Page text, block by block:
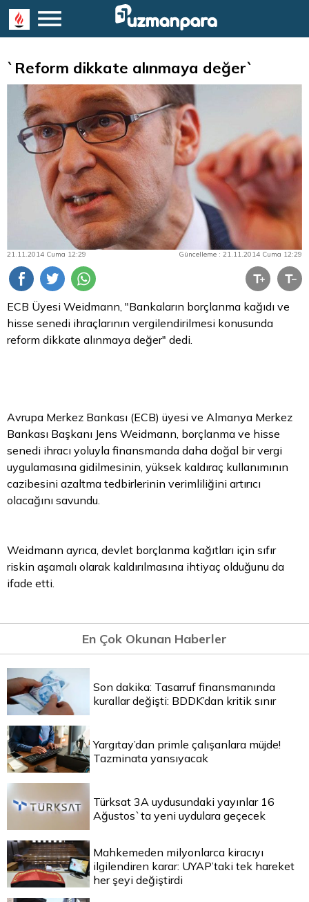
`Reform dikkate alınmaya değer`
21.11.2014 Cuma 12:29 Güncelleme : 21.11.2014 Cuma 12:29
ECB Üyesi Weidmann, "Bankaların borçlanma kağıdı ve
hisse senedi ihraçlarının vergilendirilmesi konusunda
reform dikkate alınmaya değer" dedi.
Avrupa Merkez Bankası (ECB) üyesi ve Almanya Merkez
Bankası Başkanı Jens Weidmann, borçlanma ve hisse
senedi ihracı yoluyla finansmanda daha doğal bir vergi
uygulamasına gidilmesinin, yüksek kaldıraç kullanımının
cazibesini azaltma tedbirlerinin verimliliğini artırıcı
olacağını savundu.
Weidmann ayrıca, devlet borçlanma kağıtları için sıfır
riskin aşamalı olarak kaldırılmasına ihtiyaç olduğunu da
ifade etti.
En Çok Okunan Haberler
Son dakika: Tasarruf finansmanında
kurallar değişti: BDDK’dan kritik sınır
Yargıtay’dan primle çalışanlara müjde!
Tazminata yansıyacak
Türksat 3A uydusundaki yayınlar 16
Ağustos`ta yeni uydulara geçecek
Mahkemeden milyonlarca kiracıyı
ilgilendiren karar: UYAP’taki tek hareket
her şeyi değiştirdi